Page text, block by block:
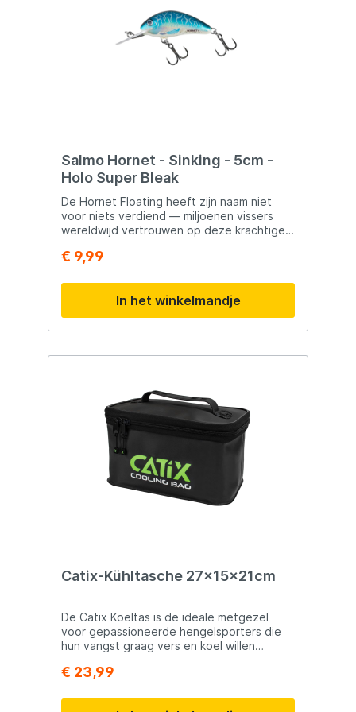
Salmo Hornet - Sinking - 5cm -
Holo Super Bleak
De Hornet Floating heeft zijn naam niet
voor niets verdiend — miljoenen vissers
wereldwijd vertrouwen op deze krachtige
water vist, de Hornet presteert altijd en
Dankzij het compacte formaat van 4 cm en
de effectieve drijvende actie is deze plug
geschikt voor uiteenlopende vissoorten.
Een onmisbaar kunstaas voor iedere
opvallende kleuren Lengte: 4 cm
gram Drijvend ontwerp voor optimale actie
€ 9,99
In het winkelmandje
Catix-Kühltasche 27x15x21cm
De Catix Koeltas is de ideale metgezel
voor gepassioneerde hengelsporters die
hun vangst graag vers en koel willen
afmetingen van 27x15x21 cm biedt deze
aas, aasboxen, en vers gevangen vis op de
€ 23,99